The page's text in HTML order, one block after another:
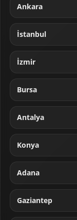
Ankara
İstanbul
İzmir
Bursa
Antalya
Konya
Adana
Gaziantep